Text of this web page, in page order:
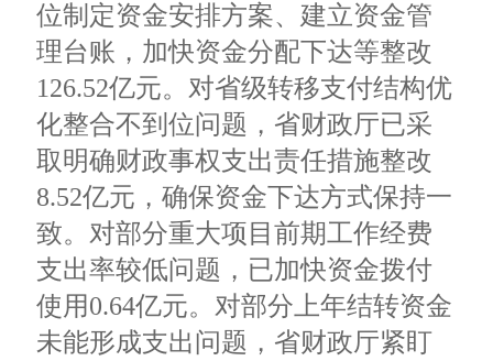
位制定资金安排方案、建立资金管
理台账，加快资金分配下达等整改
126.52亿元。对省级转移支付结构优
化整合不到位问题，省财政厅已采
取明确财政事权支出责任措施整改
8.52亿元，确保资金下达方式保持一
致。对部分重大项目前期工作经费
支出率较低问题，已加快资金拨付
使用0.64亿元。对部分上年结转资金
未能形成支出问题，省财政厅紧盯